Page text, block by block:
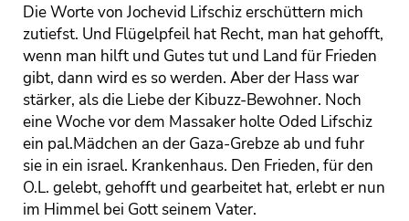
Die Worte von Jochevid Lifschiz erschüttern mich
zutiefst. Und Flügelpfeil hat Recht, man hat gehofft,
wenn man hilft und Gutes tut und Land für Frieden
gibt, dann wird es so werden. Aber der Hass war
stärker, als die Liebe der Kibuzz-Bewohner. Noch
eine Woche vor dem Massaker holte Oded Lifschiz
ein pal.Mädchen an der Gaza-Grebze ab und fuhr
sie in ein israel. Krankenhaus. Den Frieden, für den
O.L. gelebt, gehofft und gearbeitet hat, erlebt er nun
im Himmel bei Gott seinem Vater.